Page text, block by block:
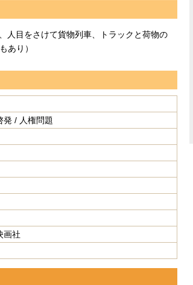
人目をさけて貨物列車、トラックと荷物の
あり）
発 / 人権問題
画社